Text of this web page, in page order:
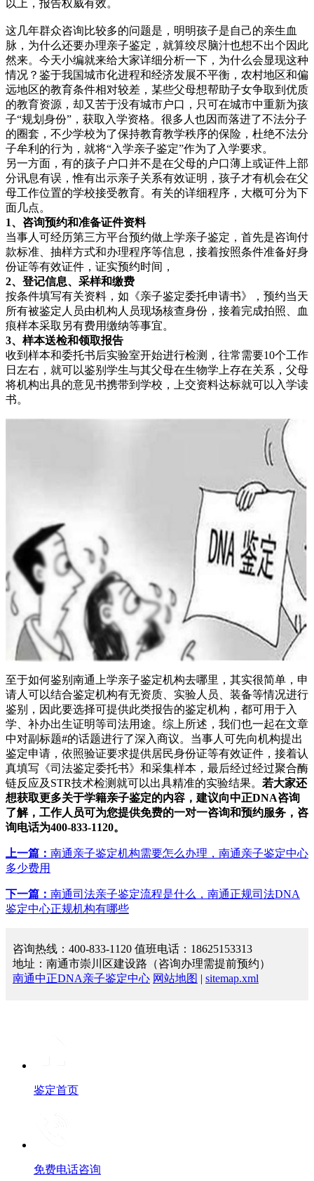
以上，报告权威有效。
这几年群众咨询比较多的问题是，明明孩子是自己的亲生血
脉，为什么还要办理亲子鉴定，就算绞尽脑汁也想不出个因此
然来。今天小编就来给大家详细分析一下，为什么会显现这种
情况？鉴于我国城市化进程和经济发展不平衡，农村地区和偏
远地区的教育条件相对较差，某些父母想帮助子女争取到优质
的教育资源，却又苦于没有城市户口，只可在城市中重新为孩
子“规划身份”，获取入学资格。很多人也因而落进了不法分子
的圈套，不少学校为了保持教育教学秩序的保险，杜绝不法分
子牟利的行为，就将“入学亲子鉴定”作为了入学要求。
另一方面，有的孩子户口并不是在父母的户口薄上或证件上部
分讯息有误，惟有出示亲子关系有效证明，孩子才有机会在父
母工作位置的学校接受教育。有关的详细程序，大概可分为下
面几点。
1、咨询预约和准备证件资料
当事人可经历第三方平台预约做上学亲子鉴定，首先是咨询付
款标准、抽样方式和办理程序等信息，接着按照条件准备好身
份证等有效证件，证实预约时间，
2、登记信息、采样和缴费
按条件填写有关资料，如《亲子鉴定委托申请书》，预约当天
所有被鉴定人员由机构人员现场核查身份，接着完成拍照、血
痕样本采取另有费用缴纳等事宜。
3、样本送检和领取报告
收到样本和委托书后实验室开始进行检测，往常需要10个工作
日左右，就可以鉴别学生与其父母在生物学上存在关系，父母
将机构出具的意见书携带到学校，上交资料达标就可以入学读
书。
至于如何鉴别南通上学亲子鉴定机构去哪里，其实很简单，申
请人可以结合鉴定机构有无资质、实验人员、装备等情况进行
鉴别，因此要选择可提供此类报告的鉴定机构，都可用于入
学、补办出生证明等司法用途。综上所述，我们也一起在文章
中对副标题#的话题进行了深入商议。当事人可先向机构提出
鉴定申请，依照验证要求提供居民身份证等有效证件，接着认
真填写《司法鉴定委托书》和采集样本，最后经过经过聚合酶
链反应及STR技术检测就可以出具精准的实验结果。 若大家还
想获取更多关于学籍亲子鉴定的内容，建议向中正DNA咨询
了解，工作人员可为您提供免费的一对一咨询和预约服务，咨
询电话为400-833-1120。
上一篇： 南通亲子鉴定机构需要怎么办理，南通亲子鉴定中心
多少费用
下一篇： 南通司法亲子鉴定流程是什么，南通正规司法DNA
鉴定中心正规机构有哪些
咨询热线：400-833-1120 值班电话：18625153313
地址：南通市崇川区建设路（咨询办理需提前预约）
南通中正DNA亲子鉴定中心 网站地图 | sitemap.xml
鉴定首页
免费电话咨询